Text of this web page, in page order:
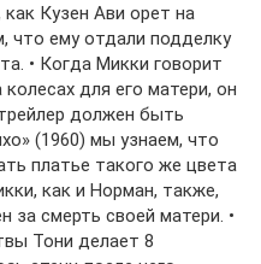
Кузен Ави орет на
что ему отдали подделку
• Когда Микки говорит
для его матери, он
должен быть
(1960) мы узнаем, что
платье такого же цвета
как и Норман, также,
за смерть своей матери. •
Тони делает 8